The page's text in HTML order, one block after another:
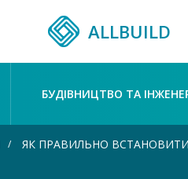
ALLBUILD
БУДІВНИЦТВО ТА
ЯК ПРАВИЛЬНО